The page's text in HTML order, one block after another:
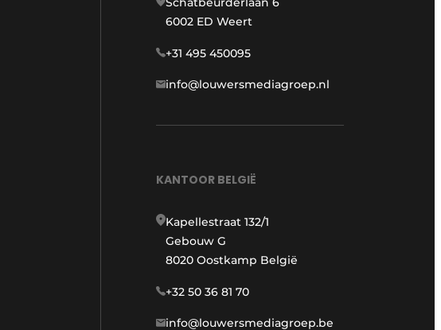
6002 ED Weert
+31 495 450095
info@louwersmediagroep.nl
KANTOOR BELGIË
Kapellestraat 132/1
Gebouw G
8020 Oostkamp België
+32 50 36 81 70
info@louwersmediagroep.be